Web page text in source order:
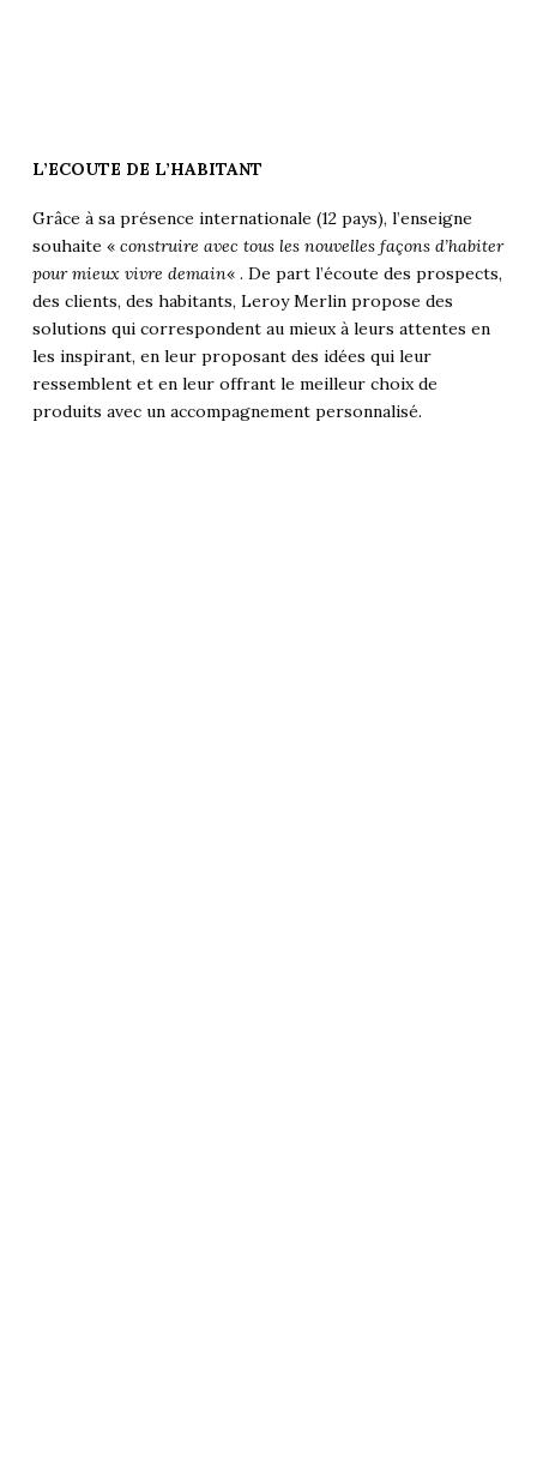
L’ECOUTE DE L’HABITANT
Grâce à sa présence internationale (12 pays), l’enseigne
souhaite « construire avec tous les nouvelles façons d’habiter
pour mieux vivre demain« . De part l’écoute des prospects,
des clients, des habitants, Leroy Merlin propose des
solutions qui correspondent au mieux à leurs attentes en
les inspirant, en leur proposant des idées qui leur
ressemblent et en leur offrant le meilleur choix de
produits avec un accompagnement personnalisé.